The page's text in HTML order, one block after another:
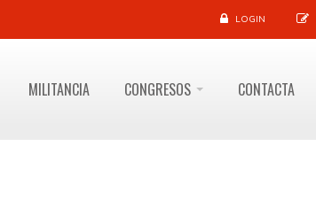
LOGIN
MILITANCIA CONGRESOS CONTACTA